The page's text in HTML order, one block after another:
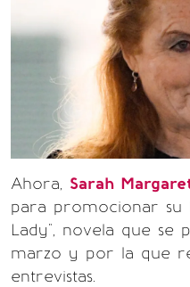
Ahora, Sarah
para promocionar su
Lady", novela que se
marzo y por la que
entrevistas.